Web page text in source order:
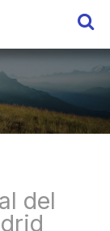
del